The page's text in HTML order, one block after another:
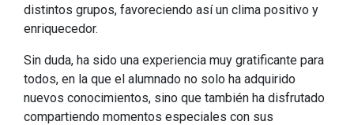
distintos grupos, favoreciendo así un clima positivo y
enriquecedor.
Sin duda, ha sido una experiencia muy gratificante para
todos, en la que el alumnado no solo ha adquirido
nuevos conocimientos, sino que también ha disfrutado
compartiendo momentos especiales con sus